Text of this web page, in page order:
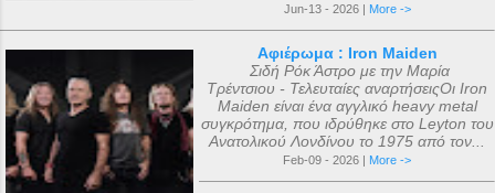
Jun-13 - 2026 | More ->
Αφιέρωμα : Iron Maiden
Σιδή Ρόκ Άστρο με την Μαρία
Τρέντσιου - Τελευταίες αναρτήσειςΟι Iron
Maiden είναι ένα αγγλικό heavy metal
συγκρότημα, που ιδρύθηκε στο Leyton του
Ανατολικού Λονδίνου το 1975 από τον...
Feb-09 - 2026 | More ->